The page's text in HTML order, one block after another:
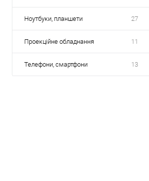
Ноутбуки, планшети 27
Проекційне обладнання 11
Телефони, смартфони 13